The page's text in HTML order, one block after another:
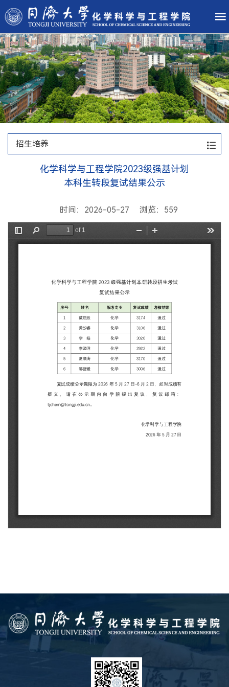
招生培养
化学科学与工程学院2023级强基计划
本科生转段复试结果公示
时间：2026-05-27 浏览： 559